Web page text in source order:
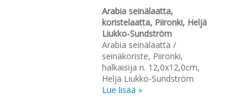
Arabia seinälaatta,
koristelaatta, Piironki, Heljä
Liukko-Sundström
Arabia seinälaatta /
seinäkoriste, Piironki,
halkaisija n. 12,0x12,0cm,
Heljä Liukko-Sundström
Lue lisää »